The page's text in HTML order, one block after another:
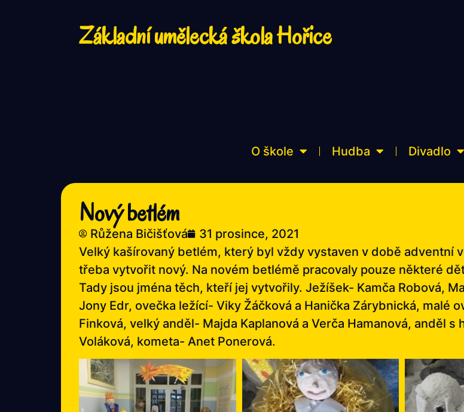
Základní umělecká škola Hořice
O škole Hudba Divadlo
Nový betlém
Růžena Bičišťová
31 prosince, 2021
Velký kašírovaný betlém, který byl vždy vystaven v době adventní
třeba vytvořit nový. Na novém betlémě pracovaly pouze některé
Tady jsou jména těch, kteří jej vytvořily. Ježíšek- Kamča Robová,
Jony Edr, ovečka ležící- Viky Žáčková a Hanička Zárybnická, malé
Finková, velký anděl- Majda Kaplanová a Verča Hamanová, anděl
Voláková, kometa- Anet Ponerová.